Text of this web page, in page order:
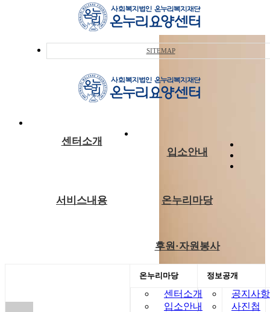
SITEMAP
센터소개
입소안내
서비스내용 온누리마당
후원·자원봉사
온누리마당
센터소개
입소안내
정보공개
공지사항
사진첩